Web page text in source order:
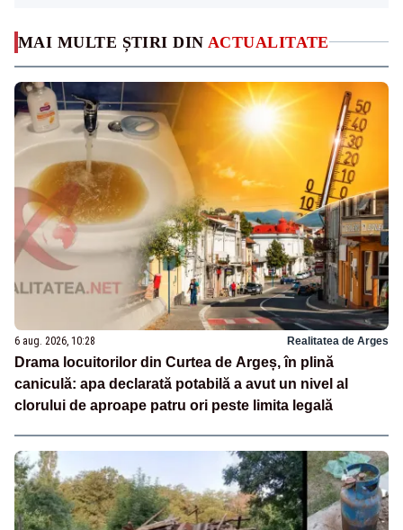
MAI MULTE ȘTIRI DIN ACTUALITATE
6 aug. 2026, 10:28 Realitatea de Arges
Drama locuitorilor din Curtea de Argeș, în plină
caniculă: apa declarată potabilă a avut un nivel al
clorului de aproape patru ori peste limita legală